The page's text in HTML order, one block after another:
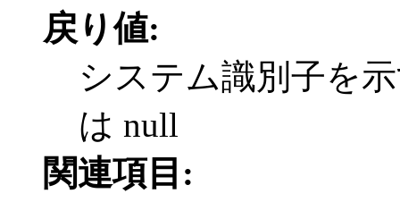
戻り値:
システム識別子を
は null
関連項目: